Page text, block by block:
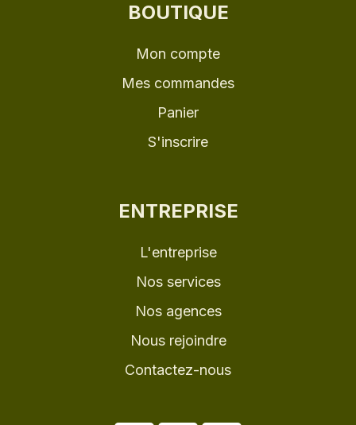
BOUTIQUE
Mon compte
Mes commandes
Panier
S'inscrire
ENTREPRISE
L'entreprise
Nos services
Nos agences
Nous rejoindre
Contactez-nous